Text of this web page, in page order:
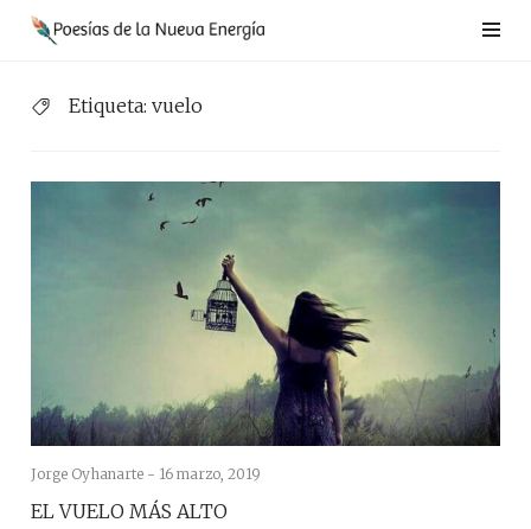
Saltar
Etiqueta: vuelo
Jorge Oyhanarte - 16 marzo, 2019
EL VUELO MÁS ALTO